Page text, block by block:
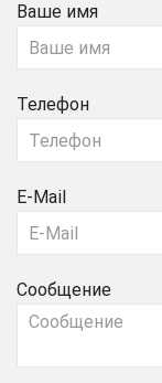
Ваше имя
Телефон
E-Mail
Сообщение